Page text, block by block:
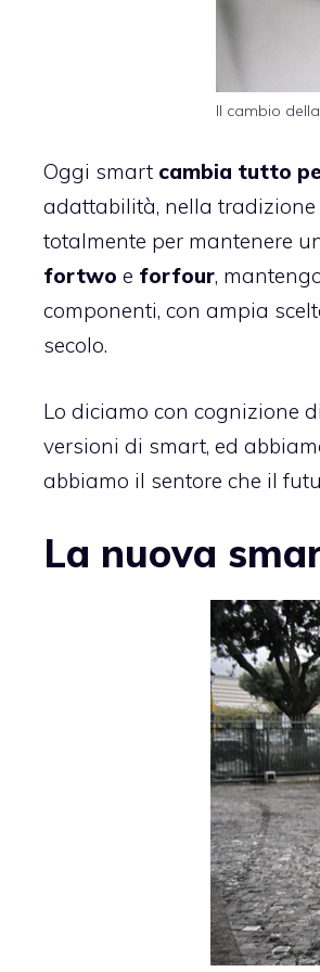
Il cambio
Oggi smart cambia tutto
adattabilità, nella tradizione
totalmente per mantenere
fortwo e forfour,
componenti, con ampia
secolo.
Lo diciamo con cognizione
versioni di smart, ed
abbiamo il sentore che il
La nuova